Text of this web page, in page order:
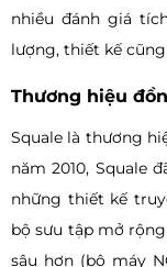
nhiều đánh giá
lượng, thiết kế
Thương hiệu
Squale là thương
năm 2010, Squale
những thiết kế
bộ sưu tập mở
sâu hơn (bộ máy